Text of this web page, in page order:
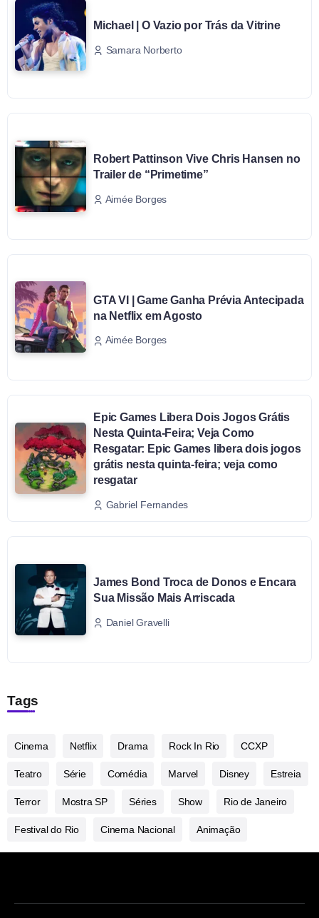
Michael | O Vazio por Trás da Vitrine
Samara Norberto
Robert Pattinson Vive Chris Hansen no
Trailer de “Primetime”
Aimée Borges
GTA VI | Game Ganha Prévia Antecipada
na Netflix em Agosto
Aimée Borges
Epic Games Libera Dois Jogos Grátis
Nesta Quinta-Feira; Veja Como
Resgatar: Epic Games libera dois jogos
grátis nesta quinta-feira; veja como
resgatar
Gabriel Fernandes
James Bond Troca de Donos e Encara
Sua Missão Mais Arriscada
Daniel Gravelli
Tags
Cinema Netflix Drama Rock In Rio CCXP
Teatro Série Comédia Marvel Disney Estreia
Terror Mostra SP Séries Show Rio de Janeiro
Festival do Rio Cinema Nacional Animação